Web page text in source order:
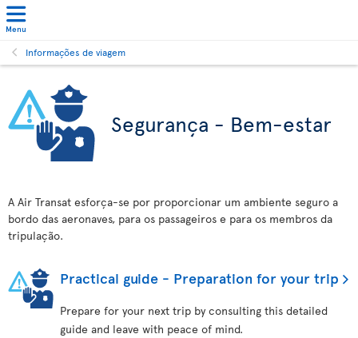
Menu
Informações de viagem
Segurança - Bem-estar
A Air Transat esforça-se por proporcionar um ambiente seguro a
bordo das aeronaves, para os passageiros e para os membros da
tripulação.
Practical guide - Preparation for your trip
Prepare for your next trip by consulting this detailed
guide and leave with peace of mind.